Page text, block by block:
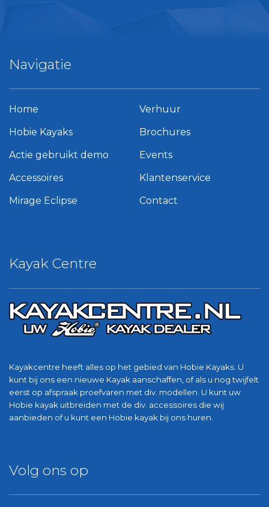
Kayak Centre
Kayakcentre heeft alles op het gebied van Hobie Kayaks. U
kunt bij ons een nieuwe Kayak aanschaffen, of als u nog twijfelt
eerst op afspraak proefvaren met div. modellen. U kunt uw
Hobie kayak uitbreiden met de div. accessoires die wij
aanbieden of u kunt een Hobie kayak bij ons huren.
Navigatie
Home
Hobie Kayaks
Actie gebruikt demo
Accessoires
Mirage Eclipse
Verhuur
Brochures
Events
Klantenservice
Contact
Volg ons op